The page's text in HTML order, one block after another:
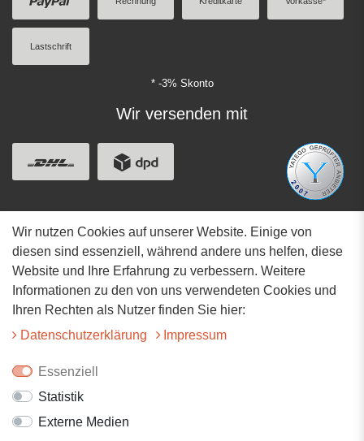
Lastschrift
* -3% Skonto
Wir versenden mit
Adresse
Hauptstrasse 34
73117 Wangen
07161-9566068
Wir nutzen Cookies auf unserer Website. Einige von
diesen sind essenziell, während andere uns helfen, diese
Website und Ihre Erfahrung zu verbessern. Weitere
Informationen zu den von uns verwendeten Cookies und
Ihren Rechten als Nutzer finden Sie hier:
Daten­schutz­erklärung
Impressum
Essenziell
Statistik
Externe Medien